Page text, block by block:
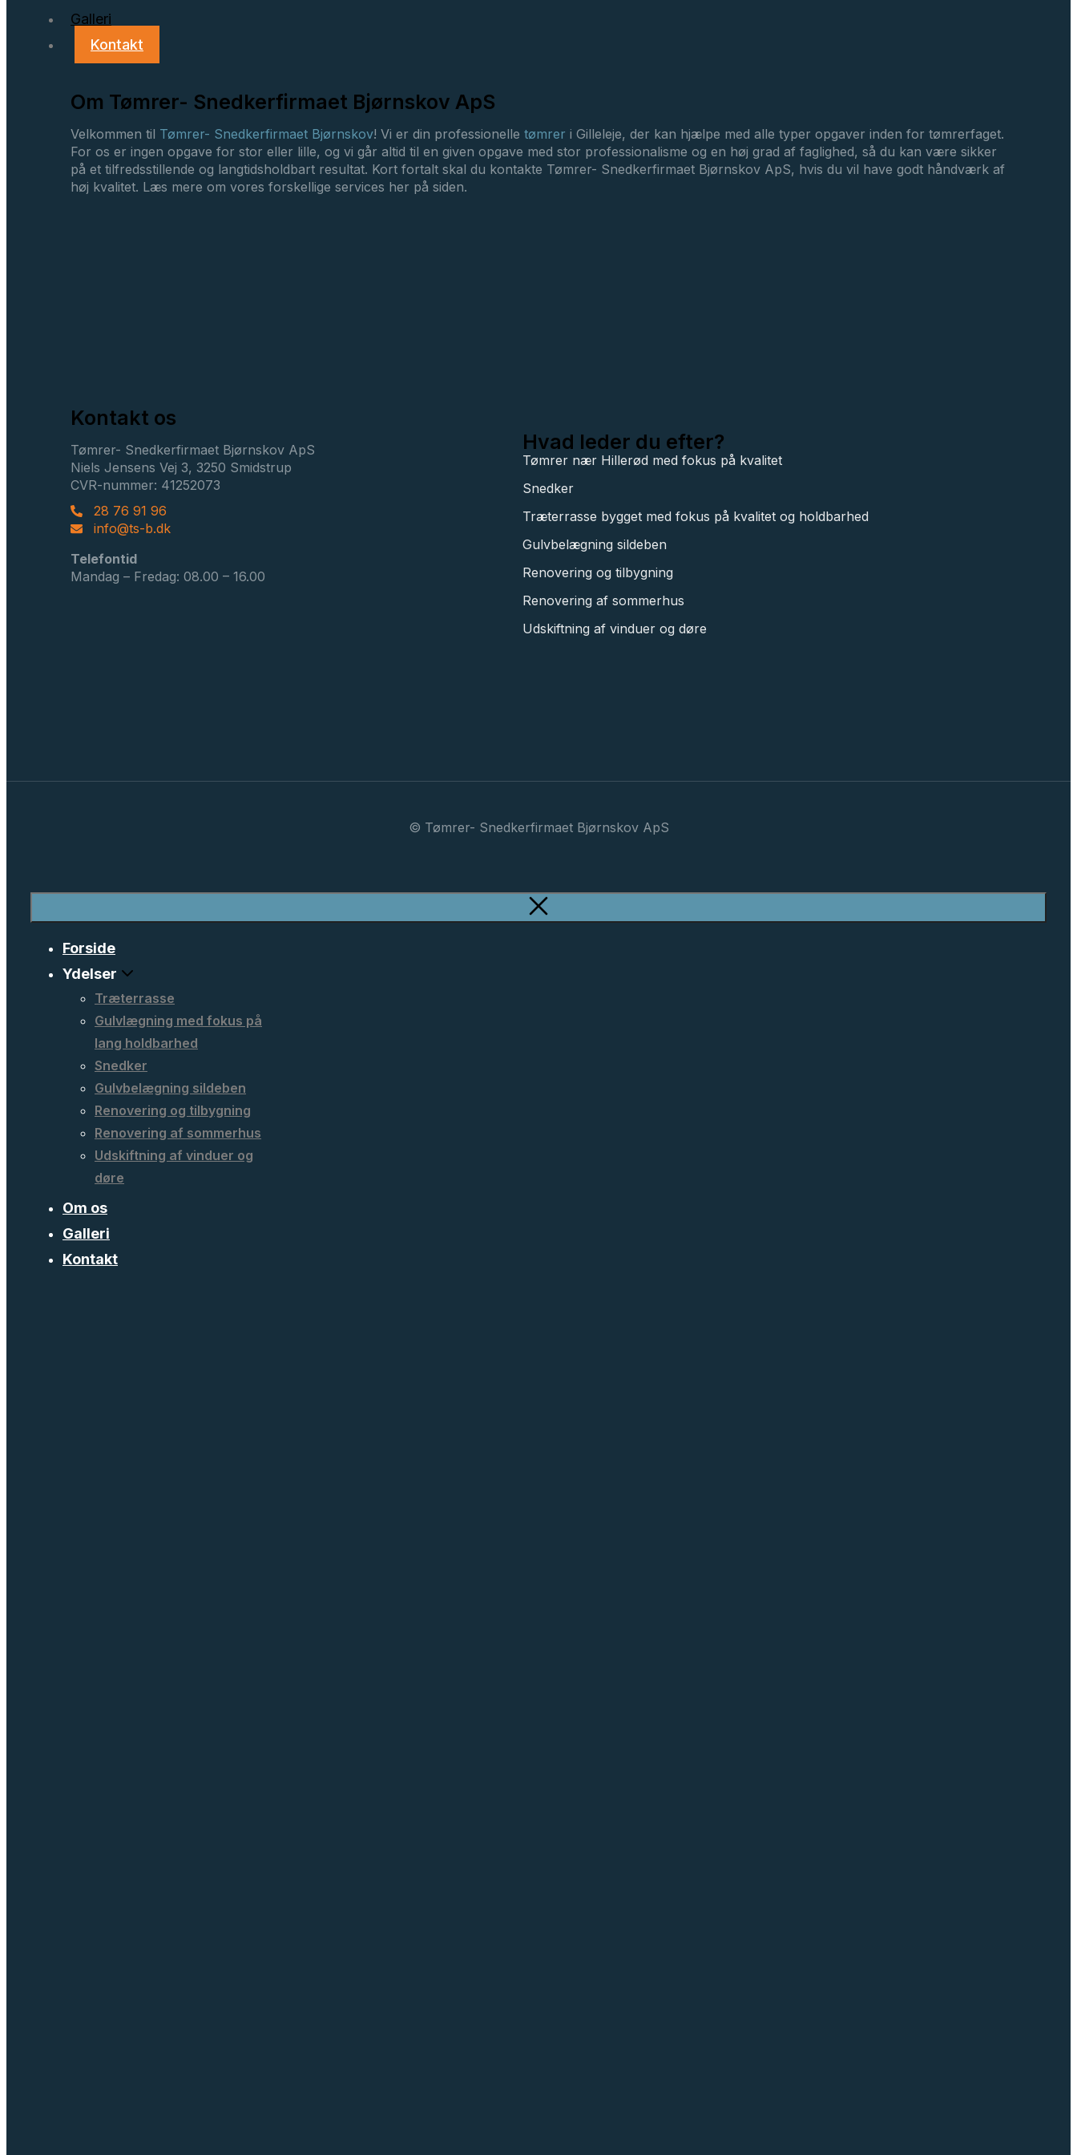
Galleri
Kontakt
Om Tømrer- Snedkerfirmaet Bjørnskov ApS
Velkommen til Tømrer- Snedkerfirmaet Bjørnskov! Vi er din professionelle tømrer i Gilleleje, der kan hjælpe med alle typer opgaver inden for tømrerfaget.
For os er ingen opgave for stor eller lille, og vi går altid til en given opgave med stor professionalisme og en høj grad af faglighed, så du kan være sikker
på et tilfredsstillende og langtidsholdbart resultat. Kort fortalt skal du kontakte Tømrer- Snedkerfirmaet Bjørnskov ApS, hvis du vil have godt håndværk af
høj kvalitet. Læs mere om vores forskellige services her på siden.
Kontakt os
Tømrer- Snedkerfirmaet Bjørnskov ApS
Niels Jensens Vej 3, 3250 Smidstrup
CVR-nummer: 41252073
28 76 91 96
info@ts-b.dk
Telefontid
Mandag – Fredag: 08.00 – 16.00
Hvad leder du efter?
Tømrer nær Hillerød med fokus på kvalitet
Snedker
Træterrasse bygget med fokus på kvalitet og holdbarhed
Gulvbelægning sildeben
Renovering og tilbygning
Renovering af sommerhus
Udskiftning af vinduer og døre
© Tømrer- Snedkerfirmaet Bjørnskov ApS
Forside
Ydelser
Træterrasse
Gulvlægning med fokus på
lang holdbarhed
Snedker
Gulvbelægning sildeben
Renovering og tilbygning
Renovering af sommerhus
Udskiftning af vinduer og
døre
Om os
Galleri
Kontakt